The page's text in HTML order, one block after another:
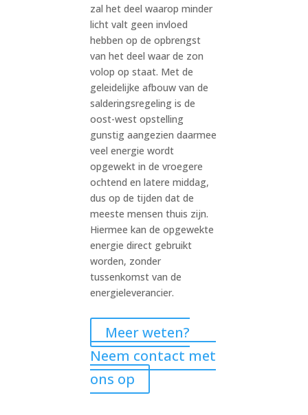
zal het deel waarop minder
licht valt geen invloed
hebben op de opbrengst
van het deel waar de zon
volop op staat. Met de
geleidelijke afbouw van de
salderingsregeling is de
oost-west opstelling
gunstig aangezien daarmee
veel energie wordt
opgewekt in de vroegere
ochtend en latere middag,
dus op de tijden dat de
meeste mensen thuis zijn.
Hiermee kan de opgewekte
energie direct gebruikt
worden, zonder
tussenkomst van de
energieleverancier.
Meer weten?
Neem contact met
ons op